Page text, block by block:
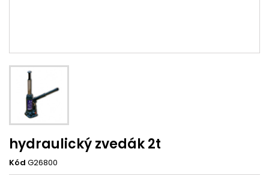
hydraulický zvedák 2t
Kód G26800